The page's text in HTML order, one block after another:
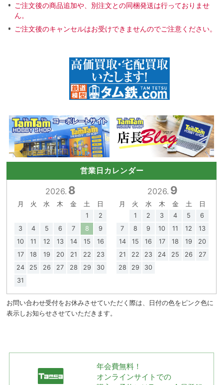
ご注文後の商品追加や、別注文との同梱発送は行っておりませ
ん。
ご注文後のキャンセルはお受けできませんのでご注意ください。
営業日カレンダー
2026. 8
月 火 水 木 金 土
日
1
2
3
4 5 6 7 8
9
10
11 12 13 14 15
16
17
18 19 20 21 22
23
24
25 26 27 28 29
30
31
2026. 9
月 火 水 木 金 土
日
1
2 3 4 5
6
7
8 9 10 11 12
13
14
15 16 17 18 19
20
21
22 23 24 25 26
27
28
29 30
お問い合わせ受付をお休みさせていただく際は、日付の色をピンク色に
表示しお知らせさせていただきます。
年会費無料！
オンラインサイトでの